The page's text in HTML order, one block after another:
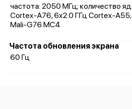
частота: 2050 МГц; количество
Cortex-A76, 6x2.0 ГГц Cortex-
Mali-G76 MC4
Частота обновления экрана
60 Гц